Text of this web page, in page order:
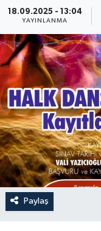
18.09.2025 - 13:04
YAYINLANMA
Paylaş